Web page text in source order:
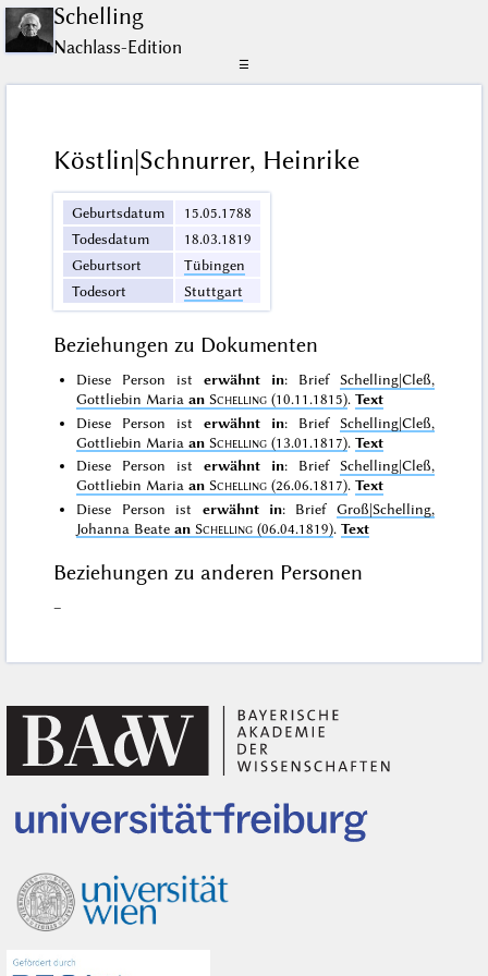
Schelling
Nachlass-Edition
☰
Köstlin|Schnurrer, Heinrike
Geburtsdatum
15.05.1788
Todesdatum
18.03.1819
Geburtsort
Tübingen
Todesort
Stuttgart
Beziehungen zu Dokumenten
Diese Person ist erwähnt in: Brief Schelling|Cleß,
Gottliebin Mariaan Schelling (10.11.1815).Text
Diese Person ist erwähnt in: Brief Schelling|Cleß,
Gottliebin Mariaan Schelling (13.01.1817).Text
Diese Person ist erwähnt in: Brief Schelling|Cleß,
Gottliebin Mariaan Schelling (26.06.1817).Text
Diese Person ist erwähnt in: Brief Groß|Schelling,
Johanna Beatean Schelling (06.04.1819).Text
Beziehungen zu anderen Personen
–